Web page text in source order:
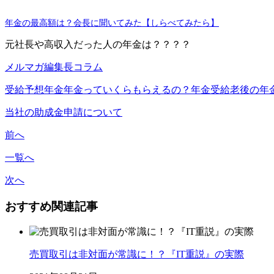
年金の最高額は？会長に聞いてみた【しらべてみたら】
元社長や高収入だった人の年金は？？？？
メルマガ編集長コラム
受給予想年金年金っていくらもらえるの？ 年金受給老後の年
当社の助成金申請について
前へ
一覧へ
次へ
おすすめ関連記事
売買取引は非対面が常識に！？『IT重説』の実際